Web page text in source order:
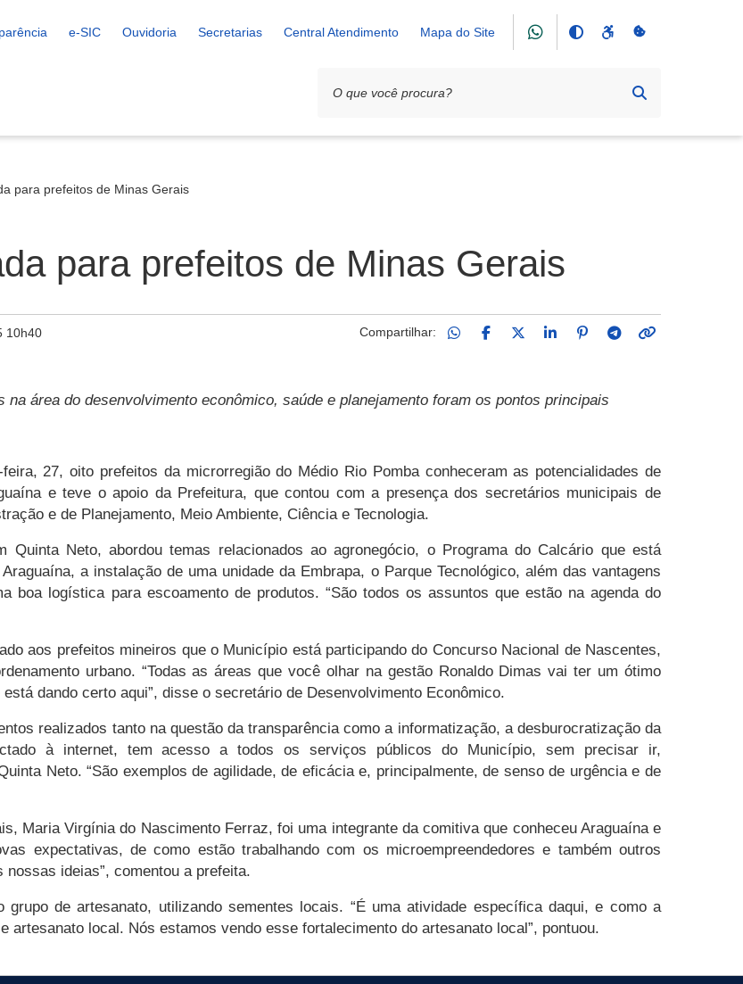
e-SIC Ouvidoria Secretarias Central Atendimento Mapa do Site
para prefeitos de Minas Gerais
para prefeitos de Minas Gerais
10h40 Compartilhar:
área do desenvolvimento econômico, saúde e planejamento foram os pontos principais
27, oito prefeitos da microrregião do Médio Rio Pomba conheceram as potencialidades de
e teve o apoio da Prefeitura, que contou com a presença dos secretários municipais de
e de Planejamento, Meio Ambiente, Ciência e Tecnologia.
Quinta Neto, abordou temas relacionados ao agronegócio, o Programa do Calcário que está
a instalação de uma unidade da Embrapa, o Parque Tecnológico, além das vantagens
boa logística para escoamento de produtos. “São todos os assuntos que estão na agenda do
aos prefeitos mineiros que o Município está participando do Concurso Nacional de Nascentes,
urbano. “Todas as áreas que você olhar na gestão Ronaldo Dimas vai ter um ótimo
dando certo aqui”, disse o secretário de Desenvolvimento Econômico.
realizados tanto na questão da transparência como a informatização, a desburocratização da
à internet, tem acesso a todos os serviços públicos do Município, sem precisar ir,
Neto. “São exemplos de agilidade, de eficácia e, principalmente, de senso de urgência e de
Maria Virgínia do Nascimento Ferraz, foi uma integrante da comitiva que conheceu Araguaína e
expectativas, de como estão trabalhando com os microempreendedores e também outros
ideias”, comentou a prefeita.
de artesanato, utilizando sementes locais. “É uma atividade específica daqui, e como a
local. Nós estamos vendo esse fortalecimento do artesanato local”, pontuou.